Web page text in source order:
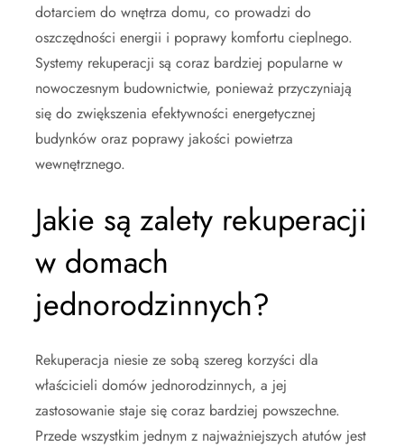
dotarciem do wnętrza domu, co prowadzi do
oszczędności energii i poprawy komfortu cieplnego.
Systemy rekuperacji są coraz bardziej popularne w
nowoczesnym budownictwie, ponieważ przyczyniają
się do zwiększenia efektywności energetycznej
budynków oraz poprawy jakości powietrza
wewnętrznego.
Jakie są zalety rekuperacji
w domach
jednorodzinnych?
Rekuperacja niesie ze sobą szereg korzyści dla
właścicieli domów jednorodzinnych, a jej
zastosowanie staje się coraz bardziej powszechne.
Przede wszystkim jednym z najważniejszych atutów jest